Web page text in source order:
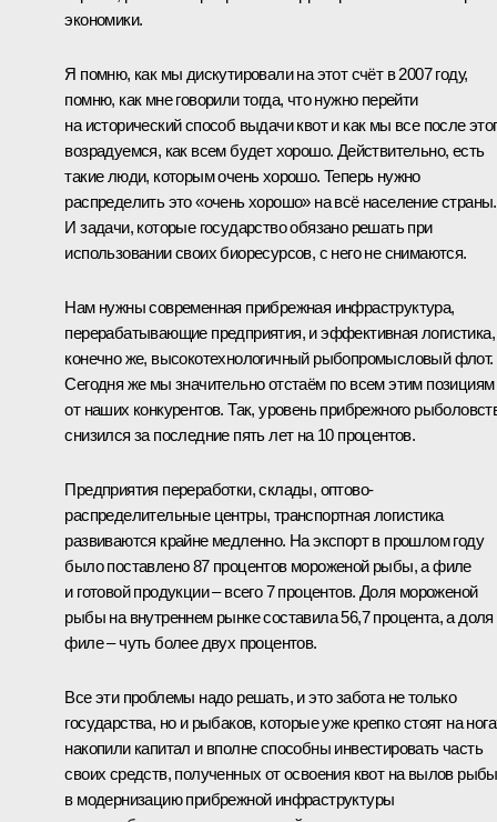
экономики.
Я помню, как мы дискутировали на этот счёт в 2007 году,
помню, как мне говорили тогда, что нужно перейти
на исторический способ выдачи квот и как мы все после
возрадуемся, как всем будет хорошо. Действительно, есть
такие люди, которым очень хорошо. Теперь нужно
распределить это «очень хорошо» на всё население страны.
И задачи, которые государство обязано решать при
использовании своих биоресурсов, с него не снимаются.
Нам нужны современная прибрежная инфраструктура,
перерабатывающие предприятия, и эффективная логистика,
конечно же, высокотехнологичный рыбопромысловый флот.
Сегодня же мы значительно отстаём по всем этим позициям
от наших конкурентов. Так, уровень прибрежного
снизился за последние пять лет на 10 процентов.
Предприятия переработки, склады, оптово-
распределительные центры, транспортная логистика
развиваются крайне медленно. На экспорт в прошлом году
было поставлено 87 процентов мороженой рыбы, а филе
и готовой продукции – всего 7 процентов. Доля мороженой
рыбы на внутреннем рынке составила 56,7 процента, а доля
филе – чуть более двух процентов.
Все эти проблемы надо решать, и это забота не только
государства, но и рыбаков, которые уже крепко стоят на
накопили капитал и вполне способны инвестировать часть
своих средств, полученных от освоения квот на вылов
в модернизацию прибрежной инфраструктуры